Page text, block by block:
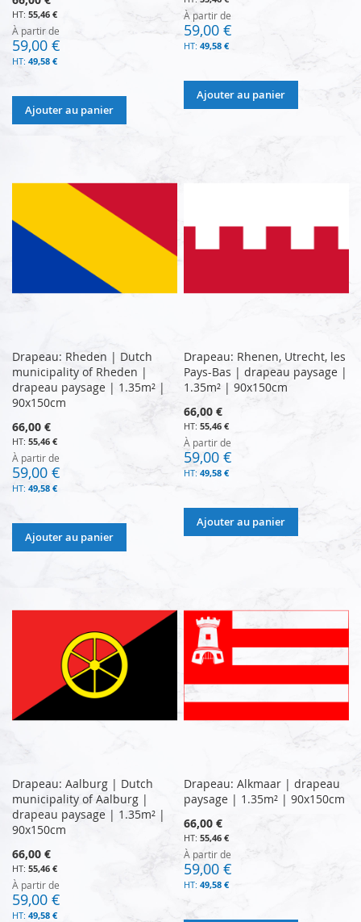
55,46 €
À partir de
59,00 €
49,58 €
Ajouter au panier
À partir de
59,00 €
49,58 €
Ajouter au panier
Drapeau: Rheden | Dutch
municipality of Rheden |
drapeau paysage | 1.35m² |
90x150cm
66,00 €
55,46 €
À partir de
59,00 €
49,58 €
Ajouter au panier
Drapeau: Rhenen, Utrecht, les
Pays-Bas | drapeau paysage |
1.35m² | 90x150cm
66,00 €
55,46 €
À partir de
59,00 €
49,58 €
Ajouter au panier
Drapeau: Aalburg | Dutch
municipality of Aalburg |
drapeau paysage | 1.35m² |
90x150cm
66,00 €
55,46 €
À partir de
59,00 €
49,58 €
Drapeau: Alkmaar | drapeau
paysage | 1.35m² | 90x150cm
66,00 €
55,46 €
À partir de
59,00 €
49,58 €